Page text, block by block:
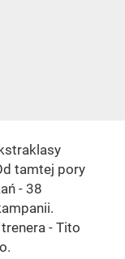
tamtej pory
- 38
- Tito